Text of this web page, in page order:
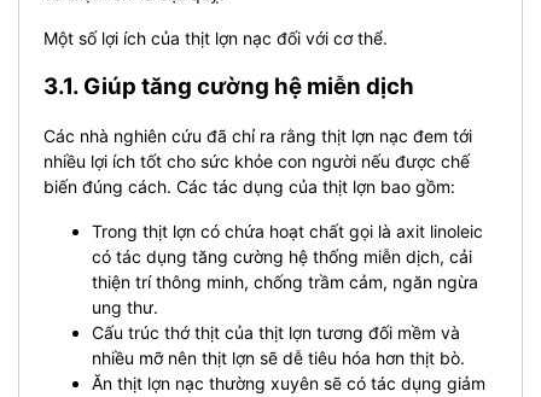
Một số lợi ích của thịt lợn nạc đối với cơ thể.
3.1. Giúp tăng cường hệ miễn dịch
Các nhà nghiên cứu đã chỉ ra rằng thịt lợn nạc đem tới
nhiều lợi ích tốt cho sức khỏe con người nếu được chế
biến đúng cách. Các tác dụng của thịt lợn bao gồm:
Trong thịt lợn có chứa hoạt chất gọi là axit linoleic
có tác dụng tăng cường hệ thống miễn dịch, cải
thiện trí thông minh, chống trầm cảm, ngăn ngừa
ung thư.
Cấu trúc thớ thịt của thịt lợn tương đối mềm và
nhiều mỡ nên thịt lợn sẽ dễ tiêu hóa hơn thịt bò.
Ăn thịt lợn nạc thường xuyên sẽ có tác dụng giảm